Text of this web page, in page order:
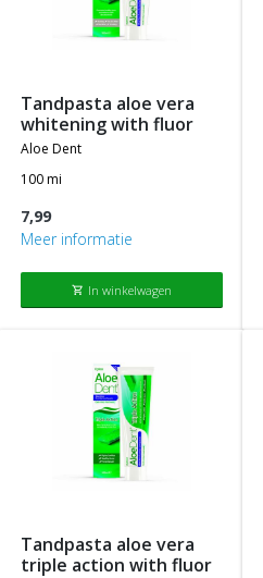
tandpasta aloe vera
whitening with fluor
aloe dent
100 mi
7,99
Meer informatie
shopping_cart In winkelwagen
tandpasta aloe vera
triple action with fluor